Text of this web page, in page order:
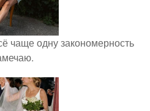
чаще одну закономерность